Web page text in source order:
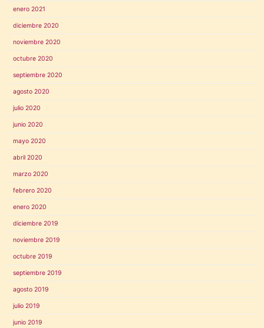
enero 2021
diciembre 2020
noviembre 2020
octubre 2020
septiembre 2020
agosto 2020
julio 2020
junio 2020
mayo 2020
abril 2020
marzo 2020
febrero 2020
enero 2020
diciembre 2019
noviembre 2019
octubre 2019
septiembre 2019
agosto 2019
julio 2019
junio 2019